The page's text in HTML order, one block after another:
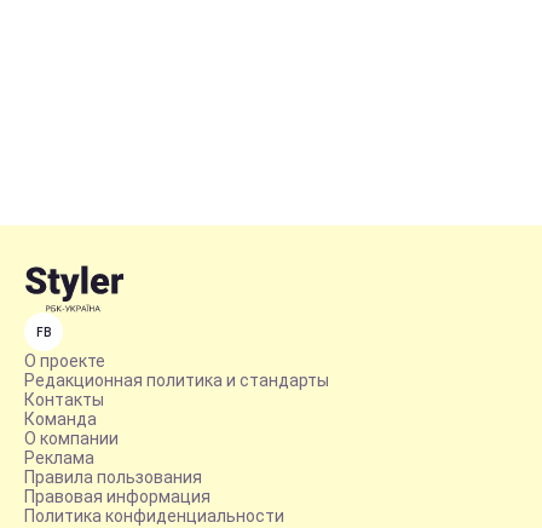
FB
О проекте
Редакционная политика и стандарты
Контакты
Команда
О компании
Реклама
Правила пользования
Правовая информация
Политика конфиденциальности